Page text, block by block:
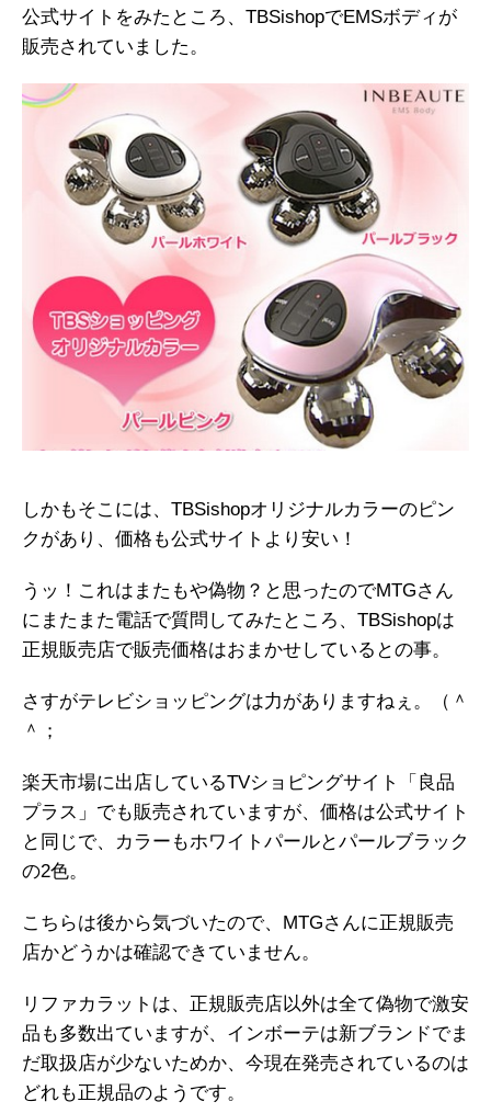
公式サイトをみたところ、TBSishopでEMSボディが
販売されていました。
しかもそこには、TBSishopオリジナルカラーのピン
クがあり、価格も公式サイトより安い！
うッ！これはまたもや偽物？と思ったのでMTGさん
にまたまた電話で質問してみたところ、TBSishopは
正規販売店で販売価格はおまかせしているとの事。
さすがテレビショッピングは力がありますねぇ。（＾
＾；
楽天市場に出店しているTVショピングサイト「良品
プラス」でも販売されていますが、価格は公式サイト
と同じで、カラーもホワイトパールとパールブラック
の2色。
こちらは後から気づいたので、MTGさんに正規販売
店かどうかは確認できていません。
リファカラットは、正規販売店以外は全て偽物で激安
品も多数出ていますが、インボーテは新ブランドでま
だ取扱店が少ないためか、今現在発売されているのは
どれも正規品のようです。